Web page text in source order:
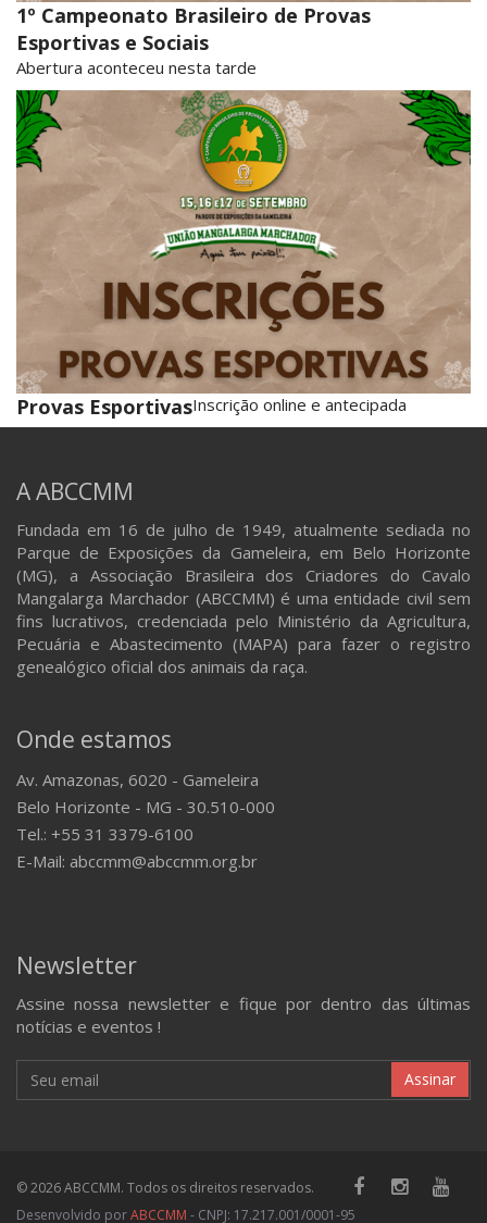
1º Campeonato Brasileiro de Provas
Esportivas e Sociais
Abertura aconteceu nesta tarde
Provas EsportivasInscrição online e antecipada
A ABCCMM
Fundada em 16 de julho de 1949, atualmente sediada no
Parque de Exposições da Gameleira, em Belo Horizonte
(MG), a Associação Brasileira dos Criadores do Cavalo
Mangalarga Marchador (ABCCMM) é uma entidade civil sem
fins lucrativos, credenciada pelo Ministério da Agricultura,
Pecuária e Abastecimento (MAPA) para fazer o registro
genealógico oficial dos animais da raça.
Onde estamos
Av. Amazonas, 6020 - Gameleira
Belo Horizonte - MG - 30.510-000
Tel.: +55 31 3379-6100
E-Mail: abccmm@abccmm.org.br
Newsletter
Assine nossa newsletter e fique por dentro das últimas
notícias e eventos !
Assinar
© 2026 ABCCMM. Todos os direitos reservados.
Desenvolvido porABCCMM - CNPJ: 17.217.001/0001-95